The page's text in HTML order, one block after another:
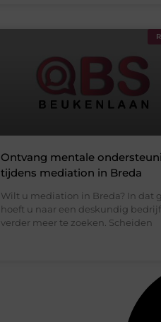
Ontvang mentale
tijdens mediation in Breda
Wilt u mediation in Breda? In dat
hoeft u naar een deskundig
verder meer te zoeken. Scheiden